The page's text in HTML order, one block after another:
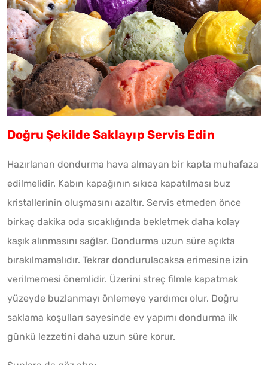
Doğru Şekilde Saklayıp Servis Edin
Hazırlanan dondurma hava almayan bir kapta muhafaza
edilmelidir. Kabın kapağının sıkıca kapatılması buz
kristallerinin oluşmasını azaltır. Servis etmeden önce
birkaç dakika oda sıcaklığında bekletmek daha kolay
kaşık alınmasını sağlar. Dondurma uzun süre açıkta
bırakılmamalıdır. Tekrar dondurulacaksa erimesine izin
verilmemesi önemlidir. Üzerini streç filmle kapatmak
yüzeyde buzlanmayı önlemeye yardımcı olur. Doğru
saklama koşulları sayesinde ev yapımı dondurma ilk
günkü lezzetini daha uzun süre korur.